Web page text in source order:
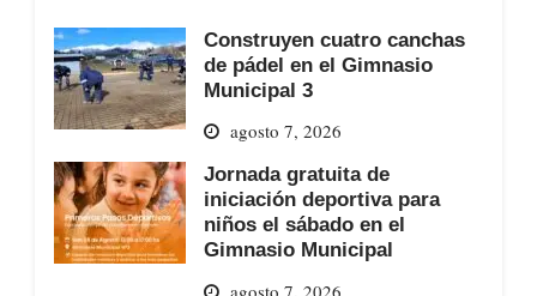
Construyen cuatro canchas
de pádel en el Gimnasio
Municipal 3
agosto 7, 2026
Jornada gratuita de
iniciación deportiva para
niños el sábado en el
Gimnasio Municipal
agosto 7, 2026